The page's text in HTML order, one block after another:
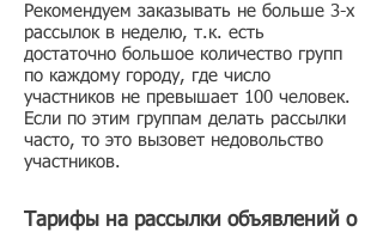
Рекомендуем заказывать не больше 3-х
рассылок в неделю, т.к. есть
достаточно большое количество групп
по каждому городу, где число
участников не превышает 100 человек.
Если по этим группам делать рассылки
часто, то это вызовет недовольство
участников.
Тарифы на рассылки объявлений о